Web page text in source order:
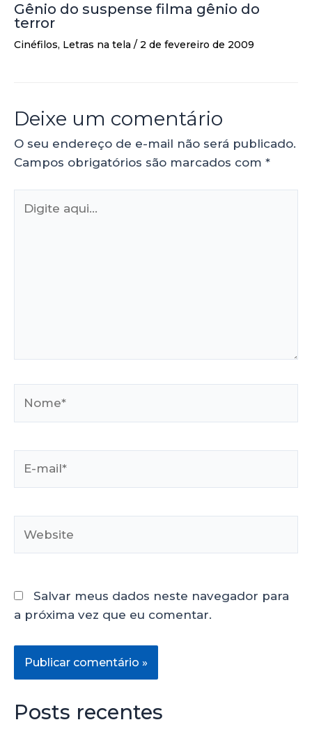
Gênio do suspense filma gênio do
terror
Cinéfilos, Letras na tela / 2 de fevereiro de 2009
Deixe um comentário
O seu endereço de e-mail não será publicado.
Campos obrigatórios são marcados com *
Salvar meus dados neste navegador para
a próxima vez que eu comentar.
Posts recentes